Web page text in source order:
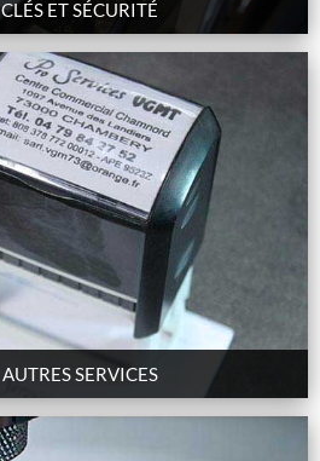
CLÉS ET SÉCURITÉ
AUTRES SERVICES